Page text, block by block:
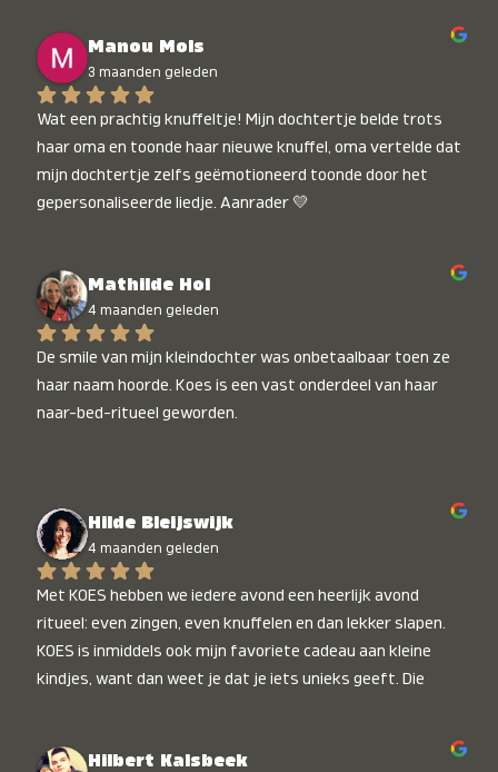
Manou Mols
3 maanden geleden
Wat een prachtig knuffeltje! Mijn dochtertje belde trots
haar oma en toonde haar nieuwe knuffel, oma vertelde dat
mijn dochtertje zelfs geëmotioneerd toonde door het
gepersonaliseerde liedje. Aanrader 💛
Mathilde Hol
4 maanden geleden
De smile van mijn kleindochter was onbetaalbaar toen ze
haar naam hoorde. Koes is een vast onderdeel van haar
naar-bed-ritueel geworden.
Hilde Bleijswijk
4 maanden geleden
Met KOES hebben we iedere avond een heerlijk avond
ritueel: even zingen, even knuffelen en dan lekker slapen.
KOES is inmiddels ook mijn favoriete cadeau aan kleine
kindjes, want dan weet je dat je iets unieks geeft. Die
Hilbert Kalsbeek